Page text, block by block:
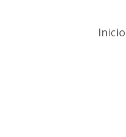
Inicio